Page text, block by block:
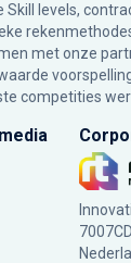
Skill levels,
met onze
competities